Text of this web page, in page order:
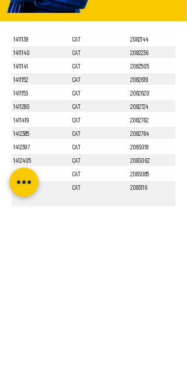
1411139 CAT
2082144
1411140
CAT
2082236
1411141
CAT
2082505
1411152
CAT
2082619
1411153
CAT
2082620
1411280
CAT
2082724
1411419
CAT
2082762
1412385
CAT
2082764
1412397
CAT
2083018
1412405
CAT
2083062
1412551
CAT
2083085
CAT 2083116